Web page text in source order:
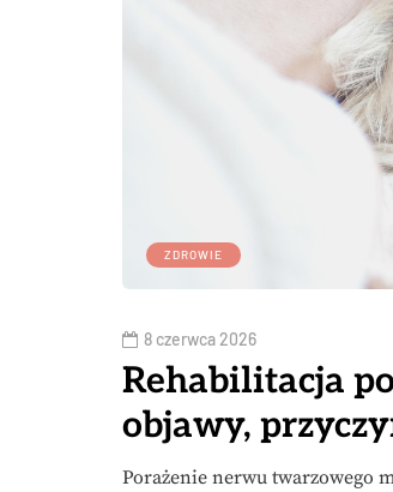
ZDROWIE
8 czerwca 2026
Rehabilitacja
objawy,
Porażenie nerwu twarzowego